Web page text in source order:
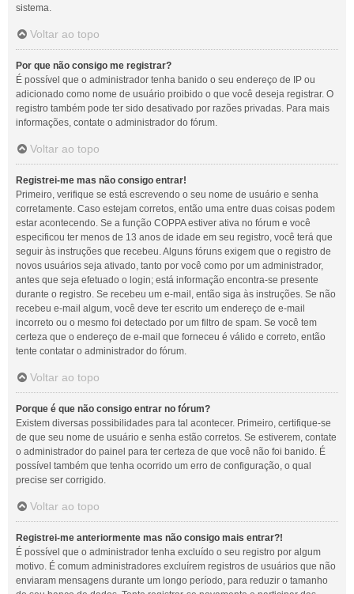
sistema.
Voltar ao topo
Por que não consigo me registrar?
É possível que o administrador tenha banido o seu endereço de IP ou
adicionado como nome de usuário proibido o que você deseja registrar. O
registro também pode ter sido desativado por razões privadas. Para mais
informações, contate o administrador do fórum.
Voltar ao topo
Registrei-me mas não consigo entrar!
Primeiro, verifique se está escrevendo o seu nome de usuário e senha
corretamente. Caso estejam corretos, então uma entre duas coisas podem
estar acontecendo. Se a função COPPA estiver ativa no fórum e você
especificou ter menos de 13 anos de idade em seu registro, você terá que
seguir às instruções que recebeu. Alguns fóruns exigem que o registro de
novos usuários seja ativado, tanto por você como por um administrador,
antes que seja efetuado o login; está informação encontra-se presente
durante o registro. Se recebeu um e-mail, então siga às instruções. Se não
recebeu e-mail algum, você deve ter escrito um endereço de e-mail
incorreto ou o mesmo foi detectado por um filtro de spam. Se você tem
certeza que o endereço de e-mail que forneceu é válido e correto, então
tente contatar o administrador do fórum.
Voltar ao topo
Porque é que não consigo entrar no fórum?
Existem diversas possibilidades para tal acontecer. Primeiro, certifique-se
de que seu nome de usuário e senha estão corretos. Se estiverem, contate
o administrador do painel para ter certeza de que você não foi banido. É
possível também que tenha ocorrido um erro de configuração, o qual
precise ser corrigido.
Voltar ao topo
Registrei-me anteriormente mas não consigo mais entrar?!
É possível que o administrador tenha excluído o seu registro por algum
motivo. É comum administradores excluírem registros de usuários que não
enviaram mensagens durante um longo período, para reduzir o tamanho